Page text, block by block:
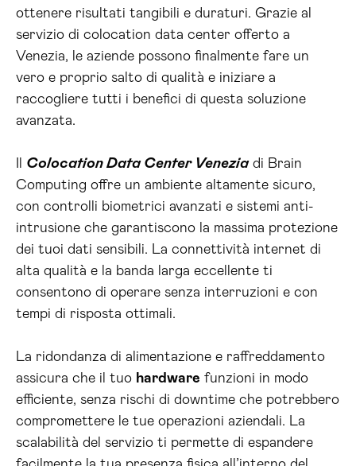
ottenere risultati tangibili e duraturi. Grazie al
servizio di colocation data center offerto a
Venezia, le aziende possono finalmente fare un
vero e proprio salto di qualità e iniziare a
raccogliere tutti i benefici di questa soluzione
avanzata.
Colocation Data Center Veneziadi Brain
Computing offre un ambiente altamente sicuro,
con controlli biometrici avanzati e sistemi anti-
intrusione che garantiscono la massima protezione
dei tuoi dati sensibili. La connettività internet di
alta qualità e la banda larga eccellente ti
consentono di operare senza interruzioni e con
tempi di risposta ottimali.
La ridondanza di alimentazione e raffreddamento
assicura che il tuo hardware funzioni in modo
efficiente, senza rischi di downtime che potrebbero
compromettere le tue operazioni aziendali. La
scalabilità del servizio ti permette di espandere